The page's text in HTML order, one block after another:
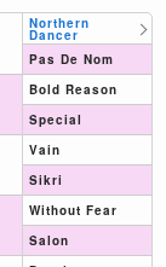
Northern
Dancer
Pas De Nom
Bold Reason
Special
Vain
Sikri
Without Fear
Salon